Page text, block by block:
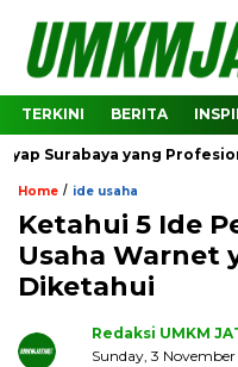
TERKINI BERITA
yang Profesional
Home / ide usaha
Ketahui 5 Ide
Usaha Warnet
Diketahui
Redaksi UMKM
Sunday, 3